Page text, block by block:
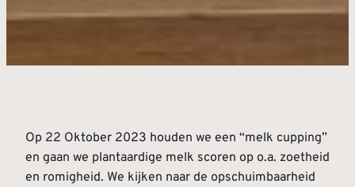
Op 22 Oktober 2023 houden we een “melk cupping”
en gaan we plantaardige melk scoren op o.a. zoetheid
en romigheid. We kijken naar de opschuimbaarheid